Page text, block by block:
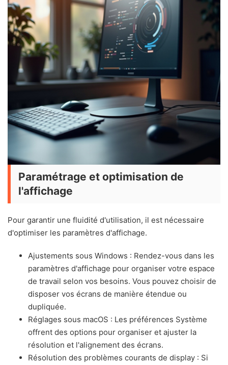
Paramétrage et optimisation de
l'affichage
Pour garantir une fluidité d'utilisation, il est nécessaire
d'optimiser les paramètres d'affichage.
Ajustements sous Windows : Rendez-vous dans les
paramètres d'affichage pour organiser votre espace
de travail selon vos besoins. Vous pouvez choisir de
disposer vos écrans de manière étendue ou
dupliquée.
Réglages sous macOS : Les préférences Système
offrent des options pour organiser et ajuster la
résolution et l'alignement des écrans.
Résolution des problèmes courants de display : Si